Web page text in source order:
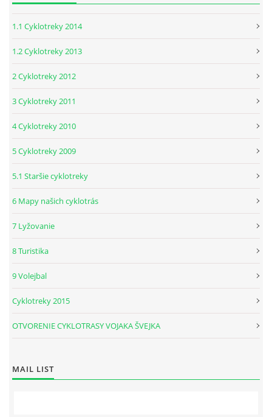
1.1 Cyklotreky 2014
1.2 Cyklotreky 2013
2 Cyklotreky 2012
3 Cyklotreky 2011
4 Cyklotreky 2010
5 Cyklotreky 2009
5.1 Staršie cyklotreky
6 Mapy našich cyklotrás
7 Lyžovanie
8 Turistika
9 Volejbal
Cyklotreky 2015
OTVORENIE CYKLOTRASY VOJAKA ŠVEJKA
MAIL LIST